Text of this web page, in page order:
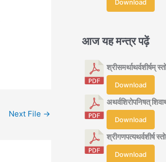
Next File →
Download
आज यह मन्त्र पढ़ें
श्रीसमर्थाथर्वशीर्षम्
Download
अथर्वशिरोपनिषत्
Download
श्रीगणपत्यथर्वशीर्ष
Download